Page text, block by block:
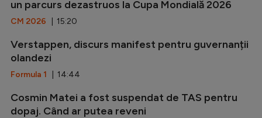
un parcurs dezastruos la Cupa Mondială 2026
CM 2026 | 15:20
Verstappen, discurs manifest pentru guvernanții
olandezi
Formula 1 | 14:44
Cosmin Matei a fost suspendat de TAS pentru
dopaj. Când ar putea reveni